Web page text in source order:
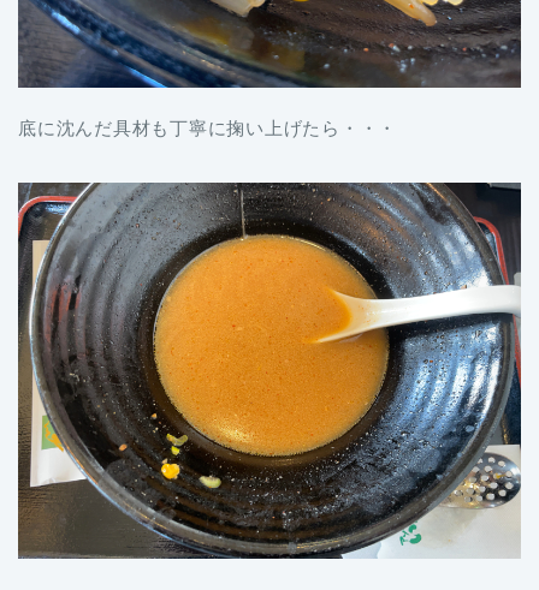
底に沈んだ具材も丁寧に掬い上げたら・・・